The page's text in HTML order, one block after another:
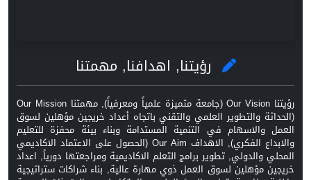
رؤيتنا, اهدافنا, مهمتنا
رؤيتنا Our Vision (جامعة متميزة علمياً ومعرفياً), مهمتنا Our Mission
(الحداثة والتطوير العلمي والتقني باتجاه أعداد خريجين مؤهلين لسوق
العمل والاسهام في التنمية المستدامة وبناء بيئة محفزة للتعليم
والابداع الفكري), الاهداف Our Aim (الحصول على الاعتماد الاكاديمي
المحلي والدولي, تطوير برامج التعلم الاكاديمية ومراجعتها دورياً, اعداد
خريجين مؤهلين لسوق العمل ذوي مهارة عالية, بناء شراكات ستراتيجية